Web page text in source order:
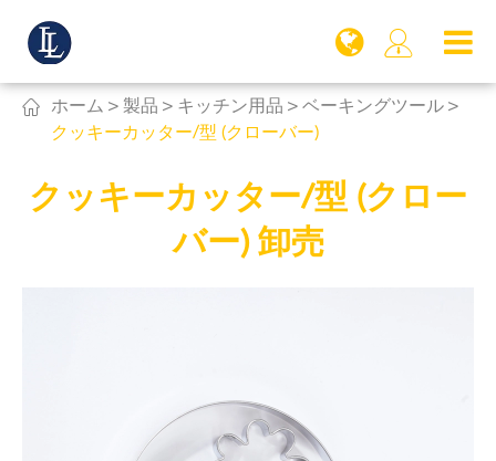

 ホーム 製品 キッチン用品
ベーキングツール
クッキーカッター/型 (クローバー)
クッキーカッター/型 (クロー
バー) 卸売